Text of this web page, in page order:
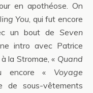
en apothéose. On
You, qui fut encore
un bout de Seven
intro avec Patrice
à la Stromae, « Quand
« Voyage
de sous-vêtements